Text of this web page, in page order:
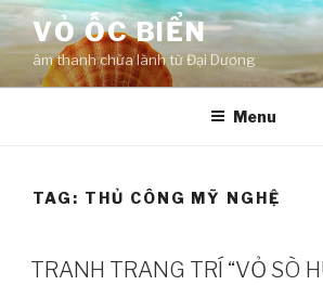
Skip
content
VỎ ỐC BIỂN
âm thanh chữa lành từ Đại Dương
Menu
TAG: THỦ CÔNG MỸ NGHỆ
TRANH TRANG TRÍ “VỎ SÒ